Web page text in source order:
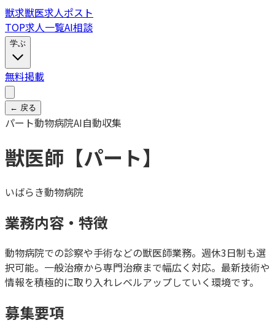
獣求獣医求人ポスト
TOP求人一覧AI相談
学ぶ
無料掲載
← 戻る
パート動物病院AI自動収集
獣医師【パート】
いばらき動物病院
業務内容・特徴
動物病院での診察や手術などの獣医師業務。週休3日制も選
択可能。一般治療から専門治療まで幅広く対応。最新技術や
情報を積極的に取り入れレベルアップしていく環境です。
募集要項